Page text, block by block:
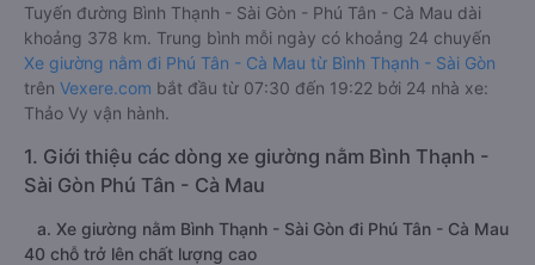
Tuyến đường Bình Thạnh - Sài Gòn - Phú Tân - Cà Mau dài
khoảng 378 km. Trung bình mỗi ngày có khoảng 24 chuyến
Xe giường nằm đi Phú Tân - Cà Mau từ Bình Thạnh - Sài Gòn
trên Vexere.com bắt đầu từ 07:30 đến 19:22 bởi 24 nhà xe:
Thảo Vy vận hành.
1. Giới thiệu các dòng xe giường nằm Bình Thạnh -
Sài Gòn Phú Tân - Cà Mau
a. Xe giường nằm Bình Thạnh - Sài Gòn đi Phú Tân - Cà Mau
40 chỗ trở lên chất lượng cao